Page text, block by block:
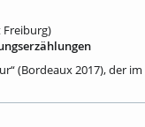
Freiburg)
(Bordeaux 2017), der im
wie sie ihre
Existenz